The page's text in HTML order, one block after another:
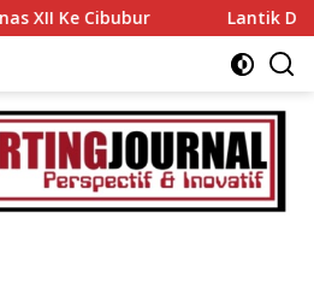
Lantik Dr. Inoki